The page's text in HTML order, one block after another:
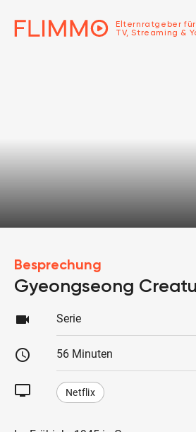
Elternratgeber für
TV, Streaming &
Besprechung
Gyeongseong
videocam Serie
schedule 56 Minuten
tv Netflix